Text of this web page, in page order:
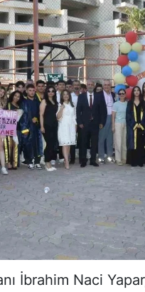
İbrahim Naci